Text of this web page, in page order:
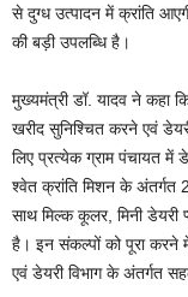
से दुग्ध उत्पादन में क्रांति
की बड़ी उपलब्धि है।
मुख्यमंत्री डॉ. यादव ने कहा
खरीद सुनिश्चित करने एवं
लिए प्रत्येक ग्राम पंचायत में
श्वेत क्रांति मिशन के
साथ मिल्क कूलर, मिनी डेयरी
है। इन संकल्पों को पूरा करने
एवं डेयरी विभाग के अंतर्गत